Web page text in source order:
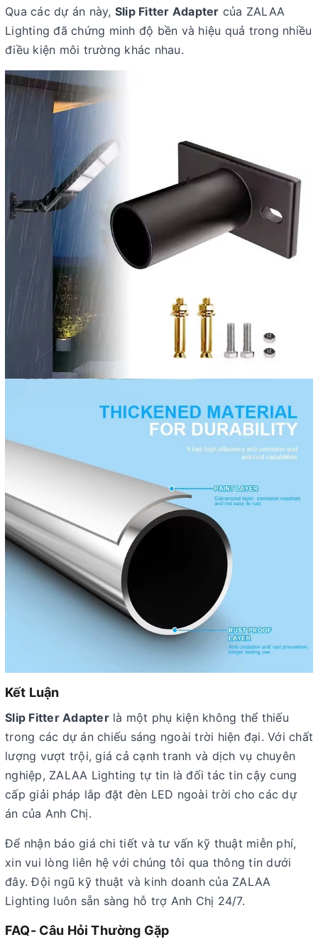
Qua các dự án này, Slip Fitter Adapter của ZALAA
Lighting đã chứng minh độ bền và hiệu quả trong nhiều
điều kiện môi trường khác nhau.
Kết Luận
Slip Fitter Adapterlà một phụ kiện không thể thiếu
trong các dự án chiếu sáng ngoài trời hiện đại. Với chất
lượng vượt trội, giá cả cạnh tranh và dịch vụ chuyên
nghiệp, ZALAA Lighting tự tin là đối tác tin cậy cung
cấp giải pháp lắp đặt đèn LED ngoài trời cho các dự
án của Anh Chị.
Để nhận báo giá chi tiết và tư vấn kỹ thuật miễn phí,
xin vui lòng liên hệ với chúng tôi qua thông tin dưới
đây. Đội ngũ kỹ thuật và kinh doanh của ZALAA
Lighting luôn sẵn sàng hỗ trợ Anh Chị 24/7.
FAQ- Câu Hỏi Thường Gặp